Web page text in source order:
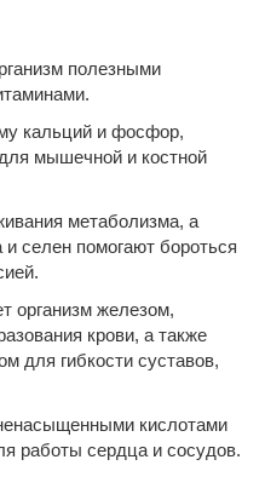
полезными
кальций и фосфор,
мышечной и костной
метаболизма, а
и селен помогают бороться
организм железом,
крови, а также
для гибкости суставов,
кислотами
работы сердца и сосудов.